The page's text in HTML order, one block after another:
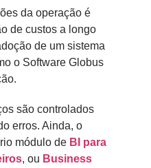
da operação é
de custos a longo
de um sistema
o Software Globus
são controlados
erros. Ainda, o
módulo de BI para
, ou Business